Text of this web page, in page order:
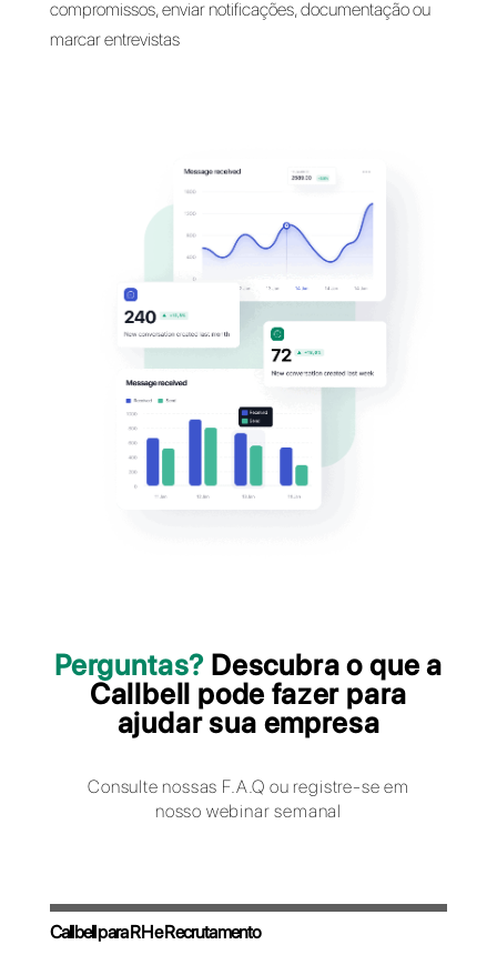
Converse com os
em seusaplicativos
favoritos
Comunique-se com seus funcionários no
Messenger, Telegram e Direct para marcar
compromissos, enviar notificações,
marcar entrevistas